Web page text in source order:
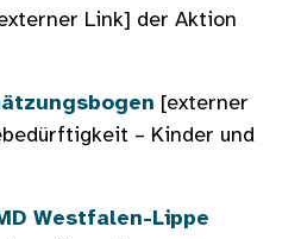
Link] der Aktion
[externer
– Kinder und
Westfalen-Lippe